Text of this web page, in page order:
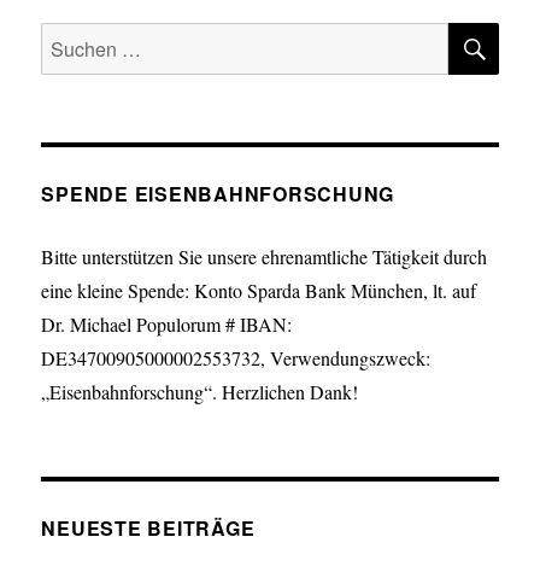
Suche
nach:
SPENDE EISENBAHNFORSCHUNG
Bitte unterstützen Sie unsere ehrenamtliche Tätigkeit durch
eine kleine Spende: Konto Sparda Bank München, lt. auf
Dr. Michael Populorum # IBAN:
DE34700905000002553732, Verwendungszweck:
„Eisenbahnforschung“. Herzlichen Dank!
NEUESTE BEITRÄGE